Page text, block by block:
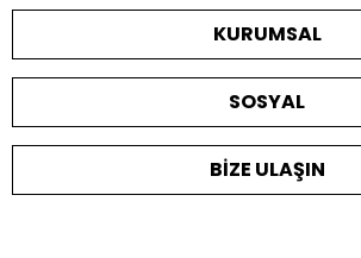
KURUMSAL
SOSYAL
BIZE ULAŞIN